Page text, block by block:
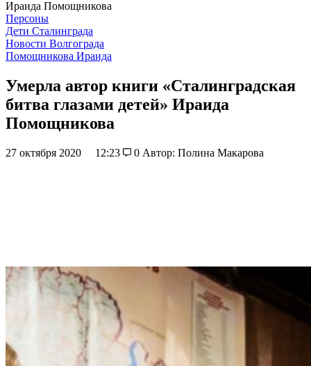
Ираида Помощникова
Персоны
Дети Сталинграда
Новости Волгограда
Помощникова Ираида
Умерла автор книги «Сталинградская
битва глазами детей» Ираида
Помощникова
27 октября 2020 12:23 0 Автор: Полина Макарова